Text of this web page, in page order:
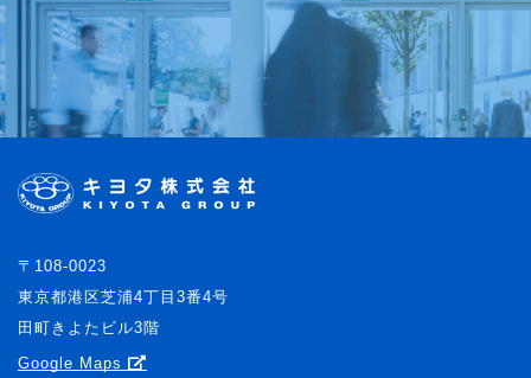
〒108-0023
東京都港区芝浦4丁目3番4号
田町きよたビル3階
Google Maps